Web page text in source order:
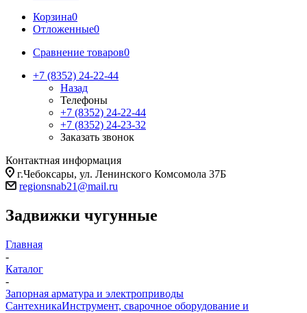
Корзина0
Отложенные0
Сравнение товаров0
+7 (8352) 24-22-44
Назад
Телефоны
+7 (8352) 24-22-44
+7 (8352) 24-23-32
Заказать звонок
Контактная информация
г.Чебоксары, ул. Ленинского Комсомола 37Б
regionsnab21@mail.ru
Задвижки чугунные
Главная
-
Каталог
-
Запорная арматура и электроприводы
СантехникаИнструмент, сварочное оборудование и